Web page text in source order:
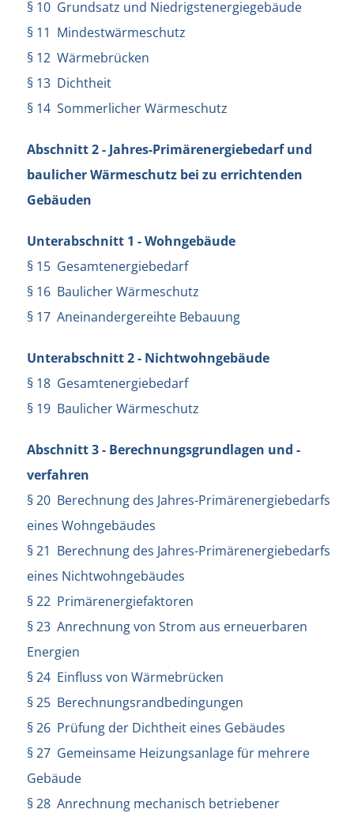
§ 10 Grundsatz und Niedrigstenergiegebäude
§ 11 Mindestwärmeschutz
§ 12 Wärmebrücken
§ 13 Dichtheit
§ 14 Sommerlicher Wärmeschutz
Abschnitt 2 - Jahres-Primärenergiebedarf und
baulicher Wärmeschutz bei zu errichtenden
Gebäuden
Unterabschnitt 1 - Wohngebäude
§ 15 Gesamtenergiebedarf
§ 16 Baulicher Wärmeschutz
§ 17 Aneinandergereihte Bebauung
Unterabschnitt 2 - Nichtwohngebäude
§ 18 Gesamtenergiebedarf
§ 19 Baulicher Wärmeschutz
Abschnitt 3 - Berechnungsgrundlagen und -
verfahren
§ 20 Berechnung des Jahres-Primärenergiebedarfs
eines Wohngebäudes
§ 21 Berechnung des Jahres-Primärenergiebedarfs
eines Nichtwohngebäudes
§ 22 Primärenergiefaktoren
§ 23 Anrechnung von Strom aus erneuerbaren
Energien
§ 24 Einfluss von Wärmebrücken
§ 25 Berechnungsrandbedingungen
§ 26 Prüfung der Dichtheit eines Gebäudes
§ 27 Gemeinsame Heizungsanlage für mehrere
Gebäude
§ 28 Anrechnung mechanisch betriebener